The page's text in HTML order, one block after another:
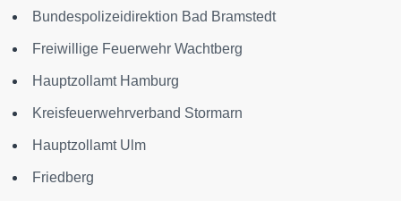
Bundespolizeidirektion Bad Bramstedt
Freiwillige Feuerwehr Wachtberg
Hauptzollamt Hamburg
Kreisfeuerwehrverband Stormarn
Hauptzollamt Ulm
Friedberg